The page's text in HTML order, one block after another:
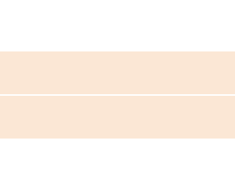
て